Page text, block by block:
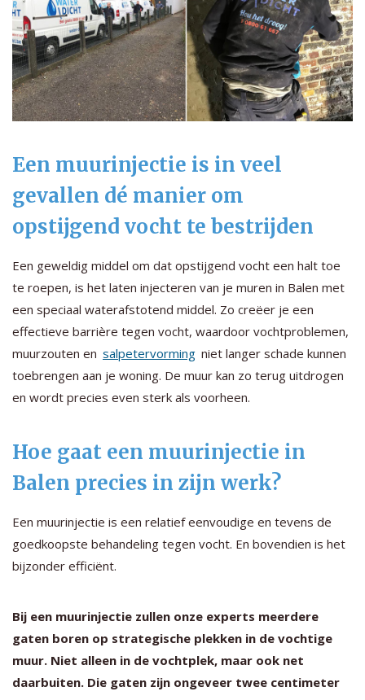
Een muurinjectie is in veel
gevallen dé manier om
opstijgend vocht te bestrijden
Een geweldig middel om dat opstijgend vocht een halt toe
te roepen, is het laten injecteren van je muren in Balen met
een speciaal waterafstotend middel. Zo creëer je een
effectieve barrière tegen vocht, waardoor vochtproblemen,
muurzouten en salpetervorming niet langer schade kunnen
toebrengen aan je woning. De muur kan zo terug uitdrogen
en wordt precies even sterk als voorheen.
Hoe gaat een muurinjectie in
Balen precies in zijn werk?
Een muurinjectie is een relatief eenvoudige en tevens de
goedkoopste behandeling tegen vocht. En bovendien is het
bijzonder efficiënt.
Bij een muurinjectie zullen onze experts meerdere
gaten boren op strategische plekken in de vochtige
muur. Niet alleen in de vochtplek, maar ook net
daarbuiten. Die gaten zijn ongeveer twee centimeter